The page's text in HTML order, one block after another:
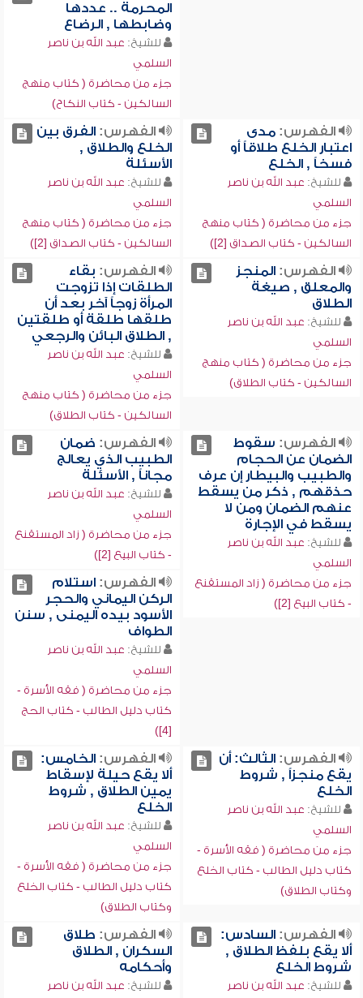
المحرمة .. عددها
وضابطها , الرضاع
للشيخ: عبد الله بن ناصر
السلمي
جزء من محاضرة ( كتاب منهج
السالكين - كتاب النكاح)
الفهرس:مدى
اعتبار الخلع طلاقاً أو
فسخاً , الخلع
للشيخ: عبد الله بن ناصر
السلمي
جزء من محاضرة ( كتاب منهج
السالكين - كتاب الصداق [2])
الفهرس:الفرق بين
الخلع والطلاق ,
الأسئلة
للشيخ: عبد الله بن ناصر
السلمي
جزء من محاضرة ( كتاب منهج
السالكين - كتاب الصداق [2])
الفهرس:المنجز
والمعلق , صيغة
الطلاق
للشيخ: عبد الله بن ناصر
السلمي
جزء من محاضرة ( كتاب منهج
السالكين - كتاب الطلاق)
الفهرس: بقاء
الطلقات إذا تزوجت
المرأة زوجاً آخر بعد أن
طلقها طلقة أو طلقتين
, الطلاق البائن والرجعي
للشيخ: عبد الله بن ناصر
السلمي
جزء من محاضرة ( كتاب منهج
السالكين - كتاب الطلاق)
الفهرس: سقوط
الضمان عن الحجام
والطبيب والبيطار إن عرف
حذقهم , ذكر من يسقط
عنهم الضمان ومن لا
يسقط في الإجارة
للشيخ: عبد الله بن ناصر
السلمي
جزء من محاضرة ( زاد المستقنع
- كتاب البيع [2])
الفهرس: ضمان
الطبيب الذي يعالج
مجاناً , الأسئلة
للشيخ: عبد الله بن ناصر
السلمي
جزء من محاضرة ( زاد المستقنع
- كتاب البيع [2])
الفهرس:استلام
الركن اليماني والحجر
الأسود بيده اليمنى , سنن
الطواف
للشيخ: عبد الله بن ناصر
السلمي
جزء من محاضرة ( فقه الأسرة -
كتاب دليل الطالب - كتاب الحج
[4])
الفهرس:الثالث: أن
يقع منجزاً , شروط
الخلع
للشيخ: عبد الله بن ناصر
السلمي
جزء من محاضرة ( فقه الأسرة -
كتاب دليل الطالب - كتاب الخلع
وكتاب الطلاق)
الفهرس:الخامس:
ألا يقع حيلة لإسقاط
يمين الطلاق , شروط
الخلع
للشيخ: عبد الله بن ناصر
السلمي
جزء من محاضرة ( فقه الأسرة -
كتاب دليل الطالب - كتاب الخلع
وكتاب الطلاق)
الفهرس:السادس:
ألا يقع بلفظ الطلاق ,
شروط الخلع
للشيخ: عبد الله بن ناصر
الفهرس: طلاق
السكران , الطلاق
وأحكامه
للشيخ: عبد الله بن ناصر